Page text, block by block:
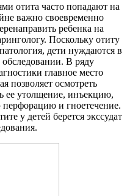
отита часто попадают на
важно своевременно
ребенка на
Поскольку отиту
дети нуждаются в
В ряду
главное место
позволяет осмотреть
ее утолщение, инъекцию,
и гноетечение.
у детей берется экссудат